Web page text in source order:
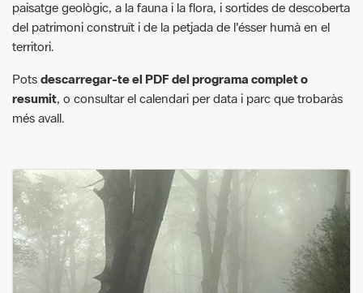
paisatge geològic, a la fauna i la flora, i sortides de descoberta
del patrimoni construït i de la petjada de l'ésser humà en el
territori.
Pots descarregar-te el PDF del programa complet o
resumit, o consultar el calendari per data i parc que trobaràs
més avall.